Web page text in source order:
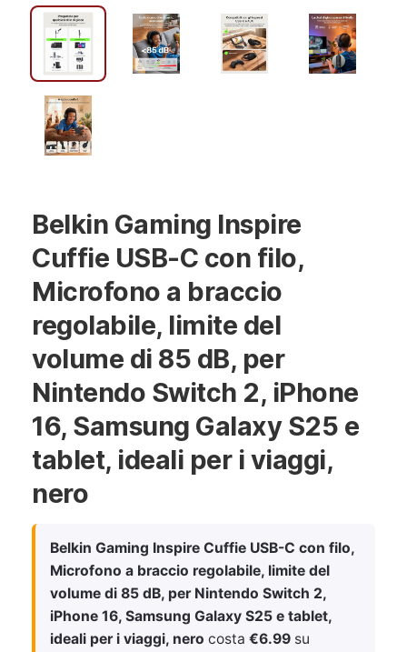
Belkin Gaming Inspire
Cuffie USB-C con filo,
Microfono a braccio
regolabile, limite del
volume di 85 dB, per
Nintendo Switch 2, iPhone
16, Samsung Galaxy S25 e
tablet, ideali per i viaggi,
nero
Belkin Gaming Inspire Cuffie USB-C con filo,
Microfono a braccio regolabile, limite del
volume di 85 dB, per Nintendo Switch 2,
iPhone 16, Samsung Galaxy S25 e tablet,
ideali per i viaggi, nero costa €6.99 su